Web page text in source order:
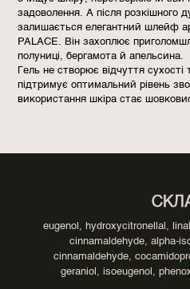
задоволення. А після розкішного
залишається елегантний шлейф
PALACE. Він захоплює
полуниці, бергамота й апельсина.
Гель не створює відчуття сухості
підтримує оптимальний рівень
використання шкіра стає
eugenol, hydroxycitronellal,
cinnamaldehyde, alpha-
cinnamaldehyde,
geraniol, isoeugenol,